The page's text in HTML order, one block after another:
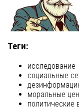
Теги:
исследование
социальные
моральные
политические